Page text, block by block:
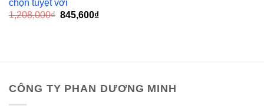
chọn tuyệt vời
1,208,000₫ Giá
845,600₫Giá
CÔNG TY PHAN DƯƠNG MINH